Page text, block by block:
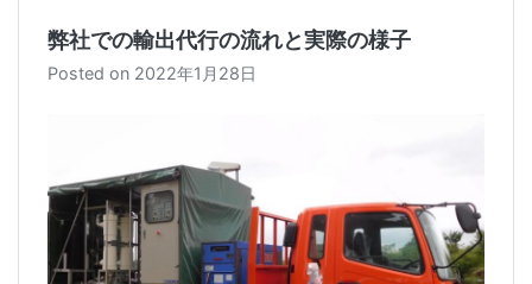
弊社での輸出代行の流れと実際の様子
Posted on 2022年1月28日